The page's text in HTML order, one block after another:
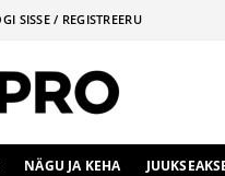
SISSE / REGISTREERU
NÄGU JA KEHA